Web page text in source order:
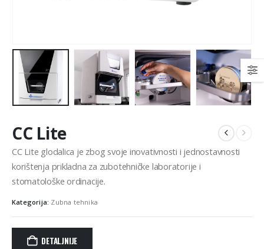
CC Lite
CC Lite glodalica je zbog svoje inovativnosti i jednostavnosti
korištenja prikladna za zubotehničke laboratorije i
stomatološke ordinacije.
Kategorija: Zubna tehnika
DETALJNIJE